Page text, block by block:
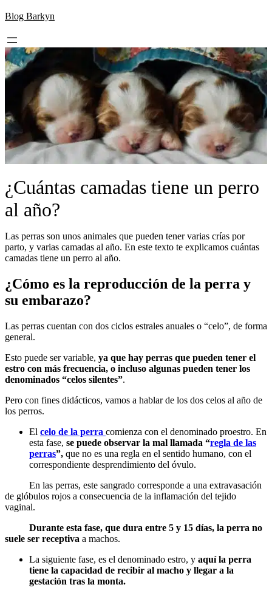
Skip
content
Blog Barkyn
¿Cuántas camadas tiene un perro
al año?
Las perras son unos animales que pueden tener varias crías por
parto, y varias camadas al año. En este texto te explicamos cuántas
camadas tiene un perro al año.
¿Cómo es la reproducción de la perra y
su embarazo?
Las perras cuentan con dos ciclos estrales anuales o “celo”, de forma
general.
Esto puede ser variable, ya que hay perras que pueden tener el
estro con más frecuencia, o incluso algunas pueden tener los
denominados “celos silentes”.
Pero con fines didácticos, vamos a hablar de los dos celos al año de
los perros.
El celo de la perra comienza con el denominado proestro. En
esta fase, se puede observar la mal llamada “regla de las
perras”, que no es una regla en el sentido humano, con el
correspondiente desprendimiento del óvulo.
En las perras, este sangrado corresponde a una extravasación
de glóbulos rojos a consecuencia de la inflamación del tejido
vaginal.
Durante esta fase, que dura entre 5 y 15 días, la perra no
suele ser receptiva a machos.
La siguiente fase, es el denominado estro, y aquí la perra
tiene la capacidad de recibir al macho y llegar a la
gestación tras la monta.